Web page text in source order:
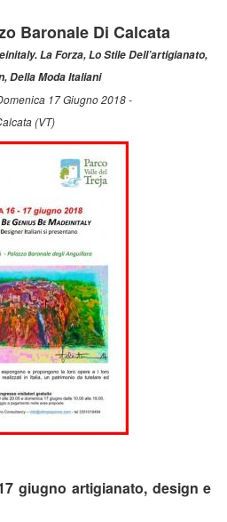
Baronale Di Calcata
La Forza, Lo Stile Dell’artigianato,
Della Moda Italiani
17 Giugno 2018 -
(VT)
giugno artigianato, design e